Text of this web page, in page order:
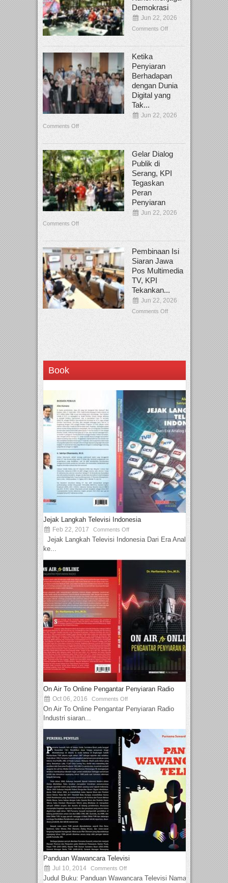
Demokrasi
Jun 22, 2026
Comments Off
Ketika
Penyiaran
Berhadapan
dengan Dunia
Digital yang
Tak...
Jun 22, 2026
Comments Off
Gelar Dialog
Publik di
Serang, KPI
Tegaskan
Peran
Penyiaran
Jun 22, 2026
Comments Off
Pembinaan Isi
Siaran Jawa
Pos Multimedia
TV, KPI
Tekankan...
Jun 22, 2026
Comments Off
Book
Jejak Langkah Televisi Indonesia
Feb 22, 2017 Comments Off
Jejak Langkah Televisi Indonesia Dari Era Analog
ke...
On Air To Online Pengantar Penyiaran Radio
Oct 06, 2016 Comments Off
On Air To Online Pengantar Penyiaran Radio
Industri siaran...
Panduan Wawancara Televisi
Jul 10, 2014 Comments Off
Judul Buku: Panduan Wawancara Televisi Nama